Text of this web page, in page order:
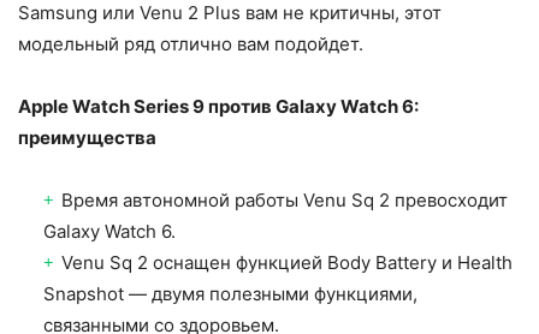
Samsung или Venu 2 Plus вам не критичны, этот
модельный ряд отлично вам подойдет.
Apple Watch Series 9 против Galaxy Watch 6:
преимущества
Время автономной работы Venu Sq 2 превосходит
Galaxy Watch 6.
Venu Sq 2 оснащен функцией Body Battery и Health
Snapshot — двумя полезными функциями,
связанными со здоровьем.